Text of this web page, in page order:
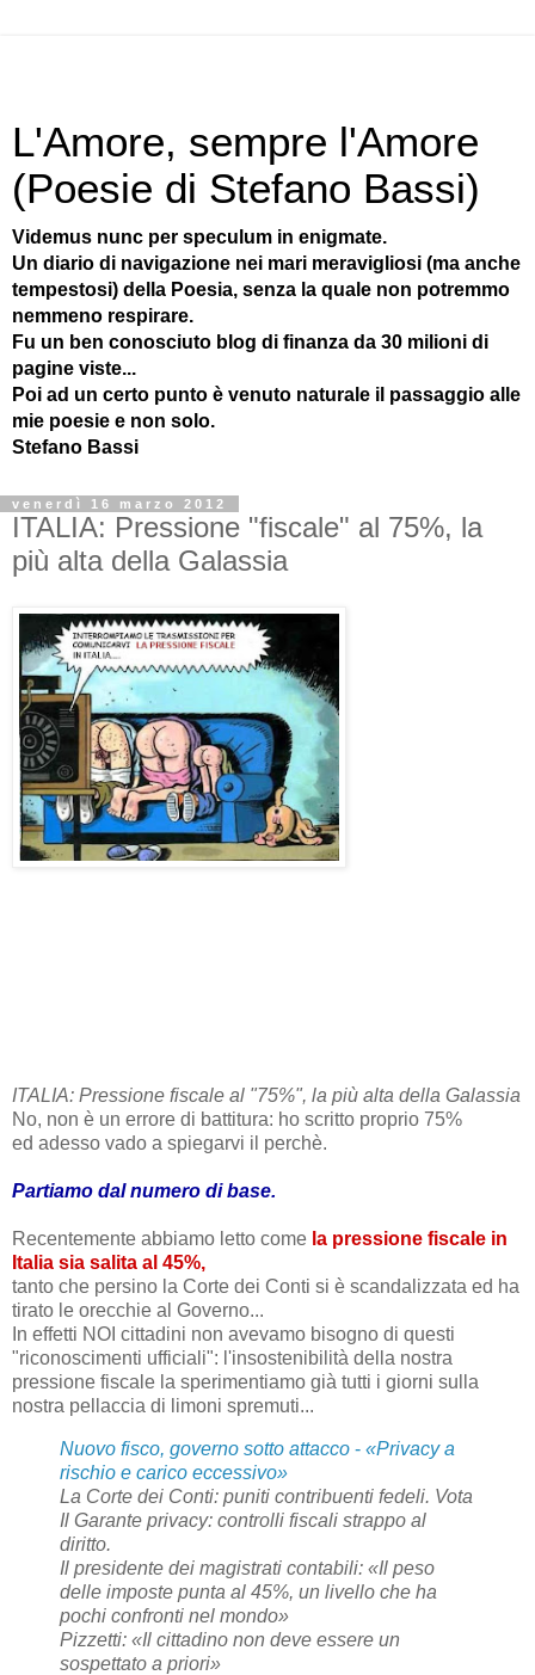
L'Amore, sempre l'Amore
(Poesie di Stefano Bassi)
Videmus nunc per speculum in enigmate.
Un diario di navigazione nei mari meravigliosi (ma anche
tempestosi) della Poesia, senza la quale non potremmo
nemmeno respirare.
Fu un ben conosciuto blog di finanza da 30 milioni di
pagine viste...
Poi ad un certo punto è venuto naturale il passaggio alle
mie poesie e non solo.
Stefano Bassi
venerdì 16 marzo 2012
ITALIA: Pressione "fiscale" al 75%, la
più alta della Galassia
ITALIA: Pressione fiscale al "75%", la più alta della Galassia
No, non è un errore di battitura: ho scritto proprio 75%
ed adesso vado a spiegarvi il perchè.
Partiamo dal numero di base.
Recentemente abbiamo letto come la pressione fiscale in
Italia sia salita al 45%,
tanto che persino la Corte dei Conti si è scandalizzata ed ha
tirato le orecchie al Governo...
In effetti NOI cittadini non avevamo bisogno di questi
"riconoscimenti ufficiali": l'insostenibilità della nostra
pressione fiscale la sperimentiamo già tutti i giorni sulla
nostra pellaccia di limoni spremuti...
Nuovo fisco, governo sotto attacco - «Privacy a
rischio e carico eccessivo»
La Corte dei Conti: puniti contribuenti fedeli. Vota
Il Garante privacy: controlli fiscali strappo al
diritto.
Il presidente dei magistrati contabili: «Il peso
delle imposte punta al 45%, un livello che ha
pochi confronti nel mondo»
Pizzetti: «Il cittadino non deve essere un
sospettato a priori»